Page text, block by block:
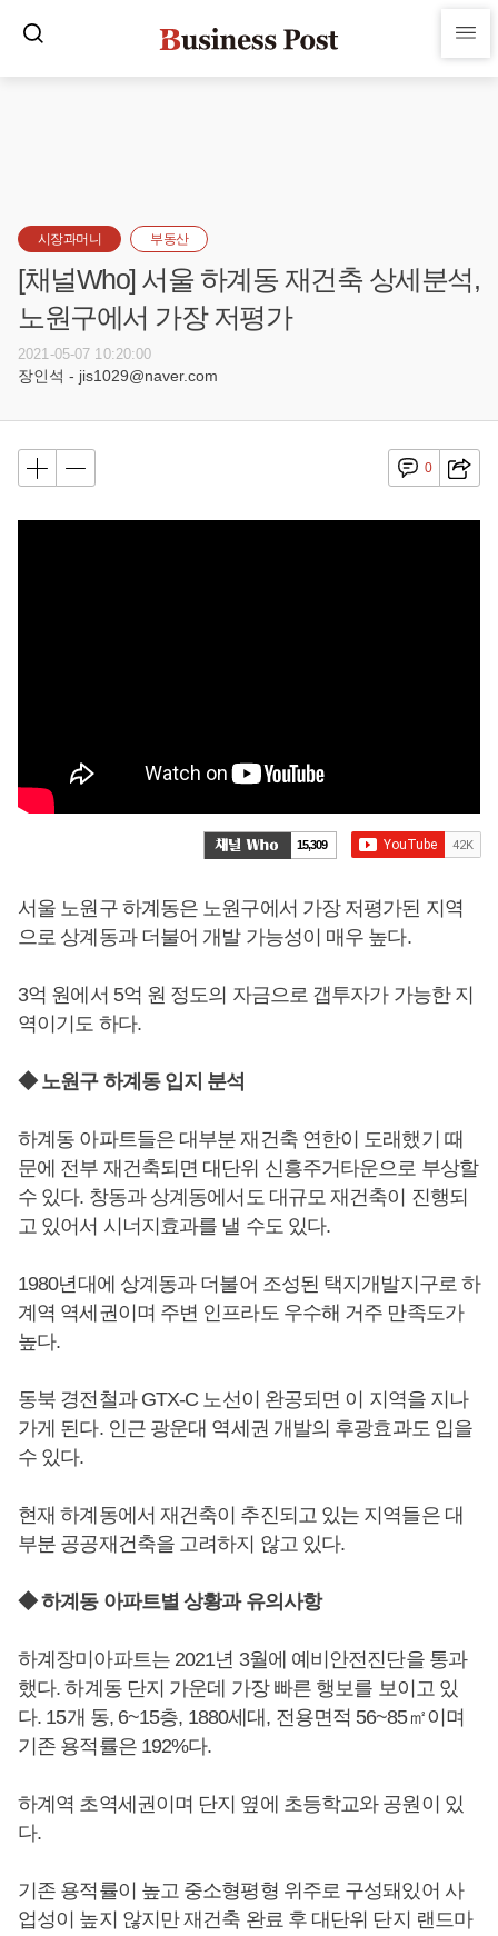
시장과머니 부동산
[채널Who] 서울 하계동 재건축 상세분석,
노원구에서 가장 저평가
2021-05-07 10:20:00
장인석 - jis1029@naver.com
0
15,309
서울 노원구 하계동은 노원구에서 가장 저평가된 지역
으로 상계동과 더불어 개발 가능성이 매우 높다.
3억 원에서 5억 원 정도의 자금으로 갭투자가 가능한 지
역이기도 하다.
◆ 노원구 하계동 입지 분석
하계동 아파트들은 대부분 재건축 연한이 도래했기 때
문에 전부 재건축되면 대단위 신흥주거타운으로 부상할
수 있다. 창동과 상계동에서도 대규모 재건축이 진행되
고 있어서 시너지효과를 낼 수도 있다.
1980년대에 상계동과 더불어 조성된 택지개발지구로 하
계역 역세권이며 주변 인프라도 우수해 거주 만족도가
높다.
동북 경전철과 GTX-C 노선이 완공되면 이 지역을 지나
가게 된다. 인근 광운대 역세권 개발의 후광효과도 입을
수 있다.
현재 하계동에서 재건축이 추진되고 있는 지역들은 대
부분 공공재건축을 고려하지 않고 있다.
◆ 하계동 아파트별 상황과 유의사항
하계장미아파트는 2021년 3월에 예비안전진단을 통과
했다. 하계동 단지 가운데 가장 빠른 행보를 보이고 있
다. 15개 동, 6~15층, 1880세대, 전용면적 56~85㎡이며
기존 용적률은 192%다.
하계역 초역세권이며 단지 옆에 초등학교와 공원이 있
다.
기존 용적률이 높고 중소형평형 위주로 구성돼있어 사
업성이 높지 않지만 재건축 완료 후 대단위 단지 랜드마